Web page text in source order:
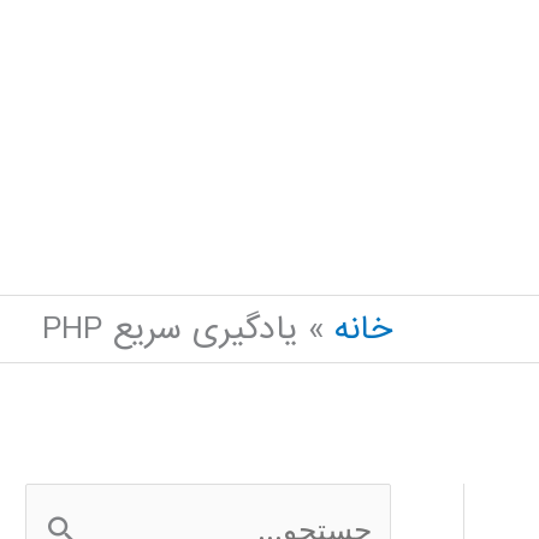
خانه
یادگیری سریع PHP